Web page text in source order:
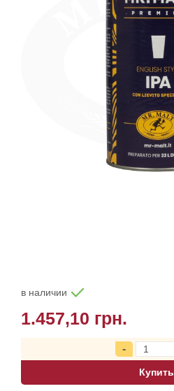
в наличии
1.457,10 грн.
Купить